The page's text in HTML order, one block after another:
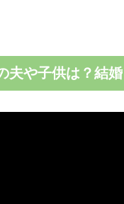
夫や子供は？結